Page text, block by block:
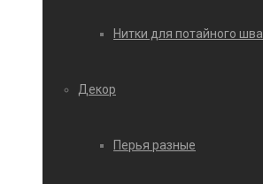
Нитки для потайного шва
Декор
Перья разные